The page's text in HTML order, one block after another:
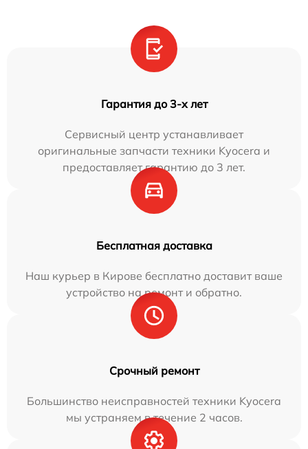
Гарантия до 3-х лет
Сервисный центр устанавливает
оригинальные запчасти техники Kyocera и
предоставляет гарантию до 3 лет.
Бесплатная доставка
Наш курьер в Кирове бесплатно доставит ваше
устройство на ремонт и обратно.
Срочный ремонт
Большинство неисправностей техники Kyocera
мы устраняем в течение 2 часов.